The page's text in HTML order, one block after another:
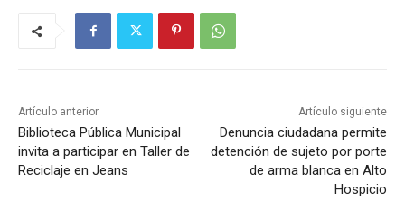
Artículo anterior
Biblioteca Pública Municipal
invita a participar en Taller de
Reciclaje en Jeans
Artículo siguiente
Denuncia ciudadana permite
detención de sujeto por porte
de arma blanca en Alto
Hospicio